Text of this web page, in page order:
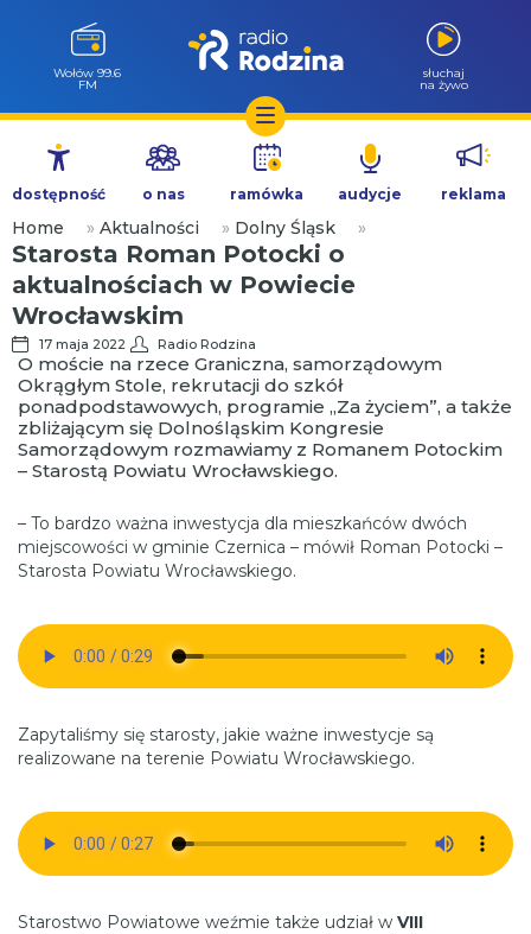
Przejdź
treści
Wołów 99.6
FM
słuchaj
na żywo
dostępność o nas ramówka audycje reklama
Home » Aktualności » Dolny Śląsk »
Starosta Roman Potocki o
aktualnościach w Powiecie
Wrocławskim
17 maja 2022 Radio Rodzina
O moście na rzece Graniczna, samorządowym
Okrągłym Stole, rekrutacji do szkół
ponadpodstawowych, programie „Za życiem”, a także
zbliżającym się Dolnośląskim Kongresie
Samorządowym rozmawiamy z Romanem Potockim
– Starostą Powiatu Wrocławskiego.
– To bardzo ważna inwestycja dla mieszkańców dwóch
miejscowości w gminie Czernica – mówił Roman Potocki –
Starosta Powiatu Wrocławskiego.
Zapytaliśmy się starosty, jakie ważne inwestycje są
realizowane na terenie Powiatu Wrocławskiego.
Starostwo Powiatowe weźmie także udział w VIII